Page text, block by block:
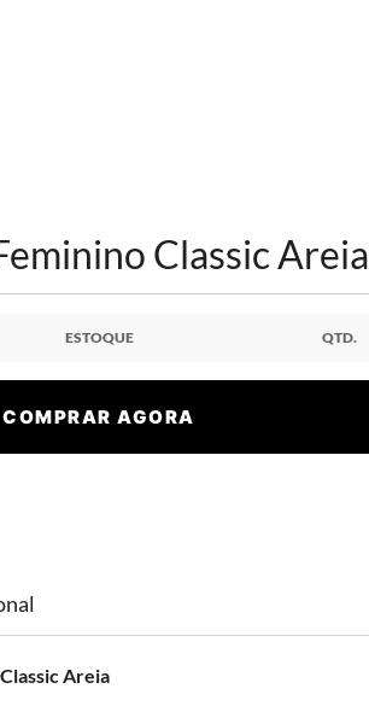
Classic Areia
ESTOQUE QTD.
COMPRAR AGORA
Areia